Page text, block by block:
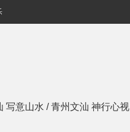
写意山水 / 青州文汕 神行心视